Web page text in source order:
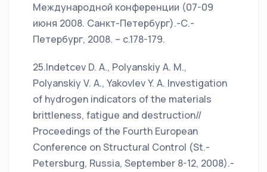
Международной конференции (07-09
июня 2008. Санкт-Петербург).-С.-
Петербург, 2008. – с.178-179.
25.Indetcev D. A., Polyanskiy A. M.,
Polyanskiy V. A., Yakovlev Y. A. Investigation
of hydrogen indicators of the materials
brittleness, fatigue and destruction//
Proceedings of the Fourth European
Conference on Structural Control (St.-
Petersburg, Russia, September 8-12, 2008).-